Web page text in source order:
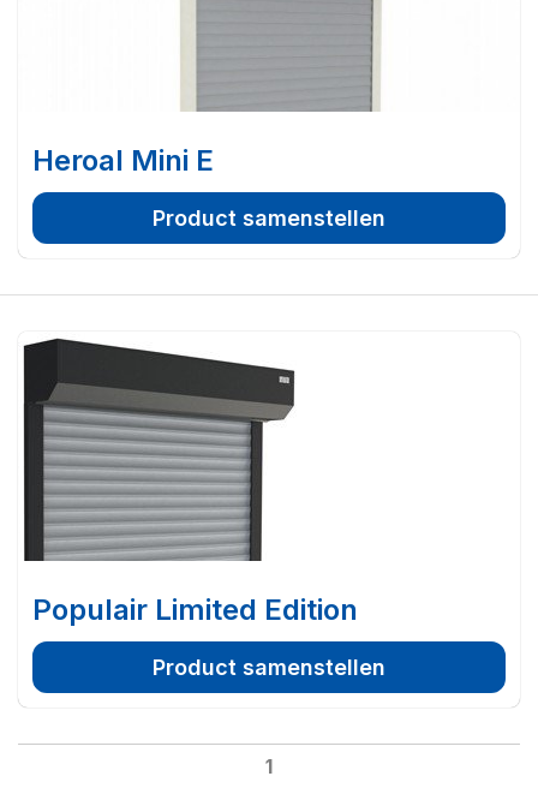
Heroal Mini E
Product samenstellen
Populair Limited Edition
Product samenstellen
1